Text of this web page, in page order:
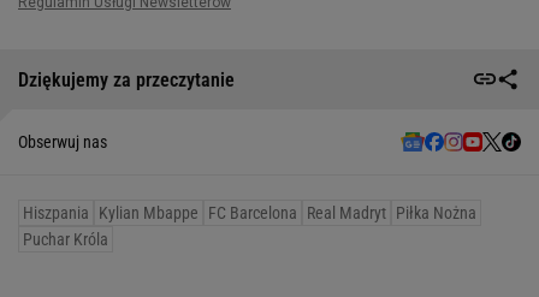
Dziękujemy za przeczytanie
Obserwuj nas
Hiszpania Kylian Mbappe FC Barcelona Real Madryt Piłka Nożna
Puchar Króla